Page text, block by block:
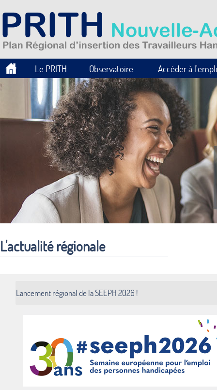
Le PRITH Observatoire Accéder à
L'actualité régionale
Lancement régional de la SEEPH 2026 !